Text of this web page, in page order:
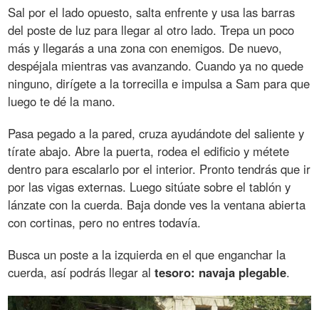
Sal por el lado opuesto, salta enfrente y usa las barras
del poste de luz para llegar al otro lado. Trepa un poco
más y llegarás a una zona con enemigos. De nuevo,
despéjala mientras vas avanzando. Cuando ya no quede
ninguno, dirígete a la torrecilla e impulsa a Sam para que
luego te dé la mano.
Pasa pegado a la pared, cruza ayudándote del saliente y
tírate abajo. Abre la puerta, rodea el edificio y métete
dentro para escalarlo por el interior. Pronto tendrás que ir
por las vigas externas. Luego sitúate sobre el tablón y
lánzate con la cuerda. Baja donde ves la ventana abierta
con cortinas, pero no entres todavía.
Busca un poste a la izquierda en el que enganchar la
cuerda, así podrás llegar altesoro: navaja plegable.